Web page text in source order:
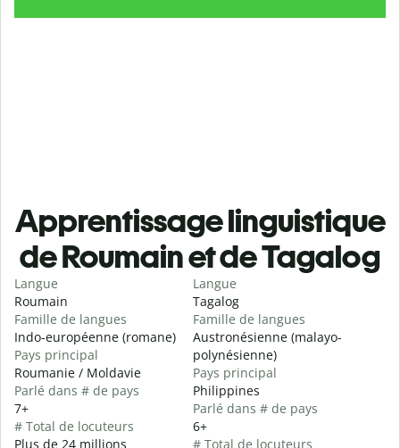
Apprentissage linguistique
de Roumain et de Tagalog
Langue
Roumain
Famille de langues
Indo-européenne (romane)
Pays principal
Roumanie / Moldavie
Parlé dans # de pays
7+
# Total de locuteurs
Plus de 24 millions
Langue
Tagalog
Famille de langues
Austronésienne (malayo-
polynésienne)
Pays principal
Philippines
Parlé dans # de pays
6+
# Total de locuteurs